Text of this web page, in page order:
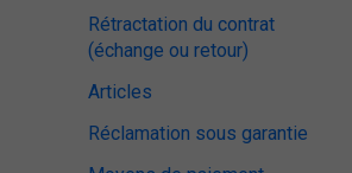
Rétractation du contrat
(échange ou retour)
Articles
Réclamation sous garantie